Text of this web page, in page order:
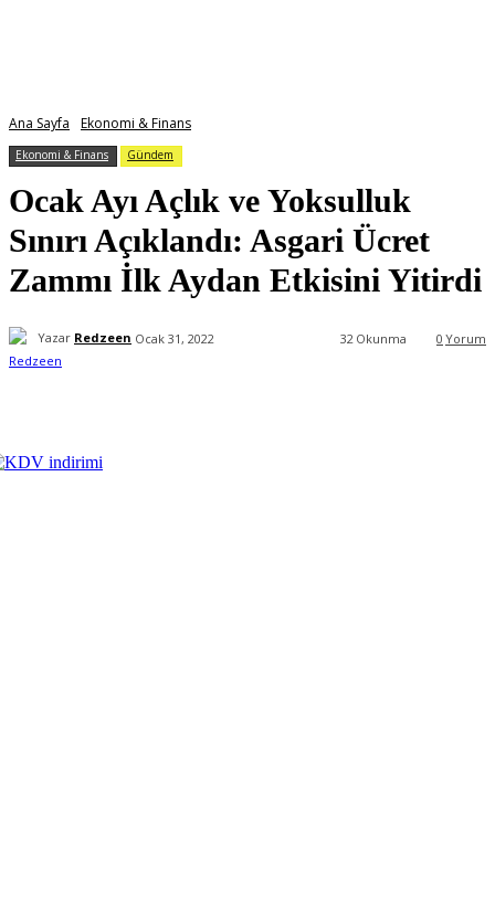
Ana Sayfa Ekonomi & Finans
Ekonomi & Finans Gündem
Ocak Ayı Açlık ve Yoksulluk
Sınırı Açıklandı: Asgari Ücret
Zammı İlk Aydan Etkisini Yitirdi
Yazar Redzeen Ocak 31, 2022 0 Yorum
32 Okunma